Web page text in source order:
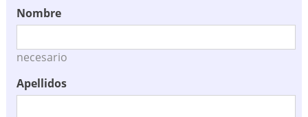
Nombre
necesario
Apellidos